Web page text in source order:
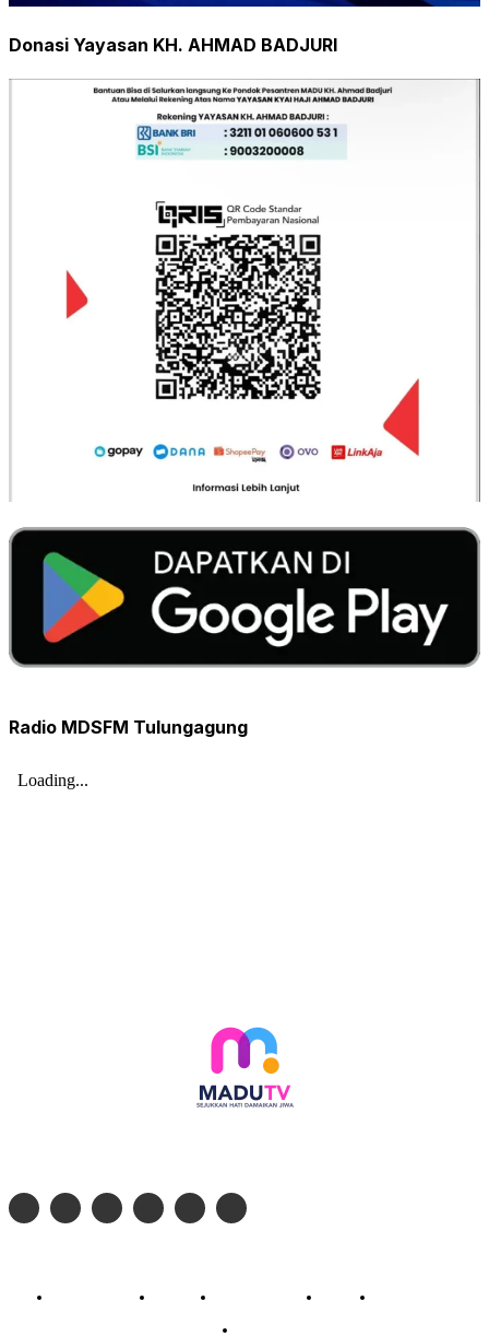
Donasi Yayasan KH. AHMAD BADJURI
Radio MDSFM Tulungagung
Profil Madu TV Redaksi Pedoman Siber Kontak